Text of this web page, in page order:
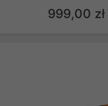
999,00 zł